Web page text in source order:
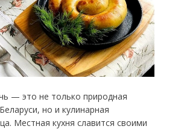
— это не только природная
но и кулинарная
Местная кухня славится своими